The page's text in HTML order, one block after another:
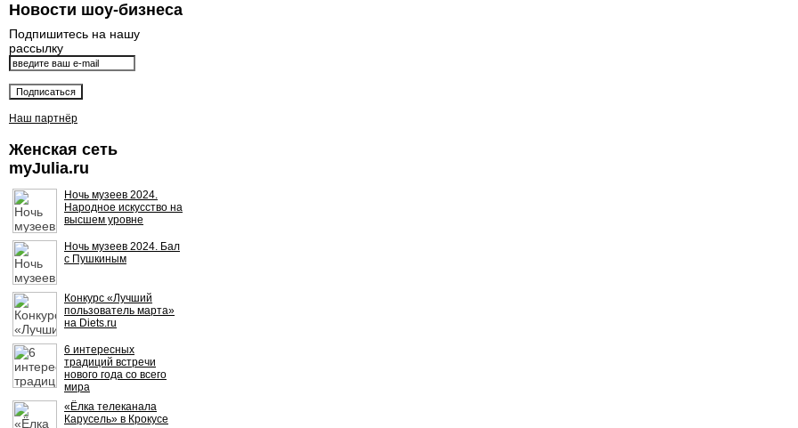
Новости шоу-бизнеса
Подпишитесь на нашу
рассылку
Наш партнёр
Женская сеть
myJulia.ru
Ночь музеев 2024.
Народное искусство на
высшем уровне
Ночь музеев 2024. Бал
с Пушкиным
Конкурс «Лучший
пользователь марта»
на Diets.ru
6 интересных
традиций встречи
нового года со всего
мира
«Ёлка телеканала
Карусель» в Крокусе